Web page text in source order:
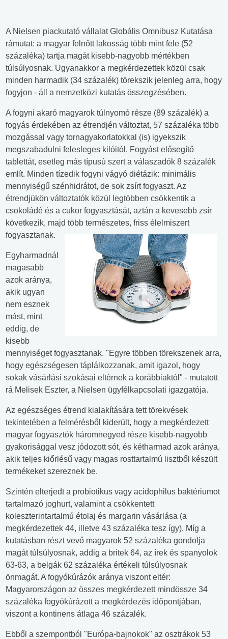
A Nielsen piackutató vállalat Globális Omnibusz Kutatása
rámutat: a magyar felnőtt lakosság több mint fele (52
százaléka) tartja magát kisebb-nagyobb mértékben
túlsúlyosnak. Ugyanakkor a megkérdezettek közül csak
minden harmadik (34 százalék) törekszik jelenleg arra, hogy
fogyjon - áll a nemzetközi kutatás összegzésében.
A fogyni akaró magyarok túlnyomó része (89 százalék) a
fogyás érdekében az étrendjén változtat, 57 százaléka több
mozgással vagy tornagyakorlatokkal (is) igyekszik
megszabadulni felesleges kilóitól. Fogyást elősegítő
tablettát, esetleg más típusú szert a válaszadók 8 százalék
említ. Minden tízedik fogyni vágyó diétázik: minimális
mennyiségű szénhidrátot, de sok zsírt fogyaszt. Az
étrendjükön változtatók közül legtöbben csökkentik a
csokoládé és a cukor fogyasztását, aztán a kevesebb zsír
következik, majd több természetes, friss élelmiszert
fogyasztanak.
Egyharmadnál
magasabb
azok aránya,
akik ugyan
nem esznek
mást, mint
eddig, de
kisebb
mennyiséget fogyasztanak. "Egyre többen törekszenek arra,
hogy egészségesen táplálkozzanak, amit igazol, hogy
sokak vásárlási szokásai eltérnek a korábbiaktól" - mutatott
rá Melisek Eszter, a Nielsen ügyfélkapcsolati igazgatója.
Az egészséges étrend kialakítására tett törekvések
tekintetében a felmérésből kiderült, hogy a megkérdezett
magyar fogyasztók háromnegyed része kisebb-nagyobb
gyakorisággal vesz jódozott sót, és kétharmad azok aránya,
akik teljes kiőrlésű vagy magas rosttartalmú lisztből készült
termékeket szereznek be.
Szintén elterjedt a probiotikus vagy acidophilus baktériumot
tartalmazó joghurt, valamint a csökkentett
koleszterintartalmú étolaj és margarin vásárlása (a
megkérdezettek 44, illetve 43 százaléka tesz így). Míg a
kutatásban részt vevő magyarok 52 százaléka gondolja
magát túlsúlyosnak, addig a britek 64, az írek és spanyolok
63-63, a belgák 62 százaléka értékeli túlsúlyosnak
önmagát. A fogyókúrázók aránya viszont eltér:
Magyarországon az összes megkérdezett mindössze 34
százaléka fogyókúrázott a megkérdezés időpontjában,
viszont a kontinens átlaga 46 százalék.
Ebből a szempontból "Európa-bajnokok" az osztrákok 53